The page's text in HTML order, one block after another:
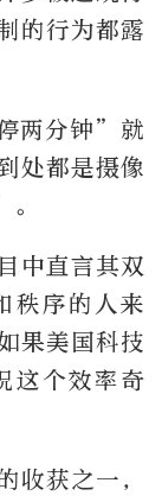
的行为都露
两分钟”就
处都是摄像
中直言其双
秩序的人来
果美国科技
这个效率奇
收获之一，